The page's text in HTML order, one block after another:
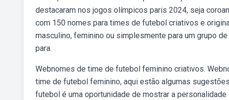
destacaram nos jogos olímpicos paris 2024, seja
com 150 nomes para times de futebol criativos e
masculino, feminino ou simplesmente para um grupo
para.
Webnomes de time de futebol feminino criativos.
time de futebol feminino, aqui estão algumas
futebol é uma oportunidade de mostrar a